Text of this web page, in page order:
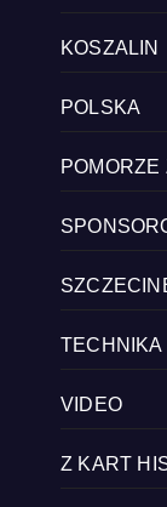
KOSZALIN
POLSKA
POMORZE
TECHNIKA
VIDEO
Z KART